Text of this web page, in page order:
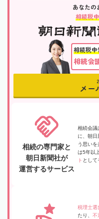
あなたの
相続税
相続税申
相続会
メー
相続の専門家と
朝日新聞社が
運営するサービス
相続会議
に、朝日
う思いを
は5年以
ト として
税理士選
たり、 不